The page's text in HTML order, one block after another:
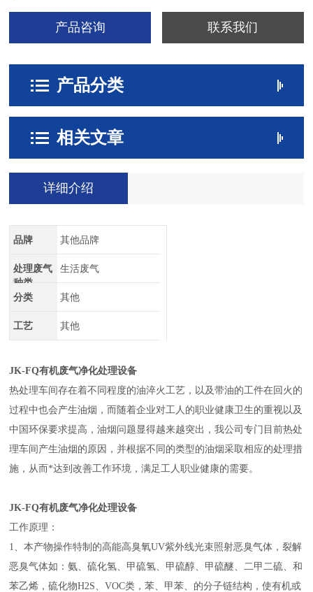
产品咨询 联系我们
产品分类
相关文章
详细介绍
品牌 其他品牌
处理废气
种类
生活废气
分类 其他
工艺 其他
JK-FQ有机废气净化处理设备
热处理车间存在着不同程度的油淬火工艺，以及带油的工件在回火的
过程中也会产生油烟，而随着企业对工人的职业健康卫生的重视以及
中国环保要求提高，油烟问题显得越来越突出，我公司专门目前热处
理车间产生油烟的原因，并根据不同的类型的油烟采取相应的处理措
施，从而*达到改善工作环境，满足工人职业健康的需要。
JK-FQ有机废气净化处理设备
工作原理：
1、本产物操作特制的高能高臭氧UV紫外线光束照射恶臭气体，裂解
恶臭气体如：氨、硫化氢、甲硫氢、甲硫醇、甲硫醚、二甲二硫、和
苯乙烯，硫化物H2S、VOC类，苯、甲苯、的分子链结构，使有机或